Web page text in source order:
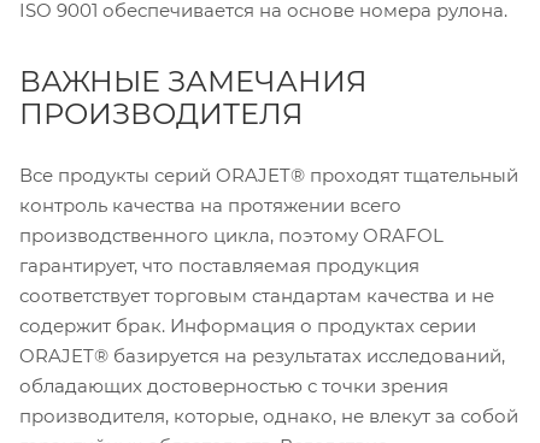
ISO 9001 обеспечивается на основе номера рулона.
ВАЖНЫЕ ЗАМЕЧАНИЯ
ПРОИЗВОДИТЕЛЯ
Все продукты серий ORAJET® проходят тщательный
контроль качества на протяжении всего
производственного цикла, поэтому ORAFOL
гарантирует, что поставляемая продукция
соответствует торговым стандартам качества и не
содержит брак. Информация о продуктах серии
ORAJET® базируется на результатах исследований,
обладающих достоверностью с точки зрения
производителя, которые, однако, не влекут за собой